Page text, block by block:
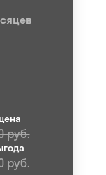
руб.
руб.